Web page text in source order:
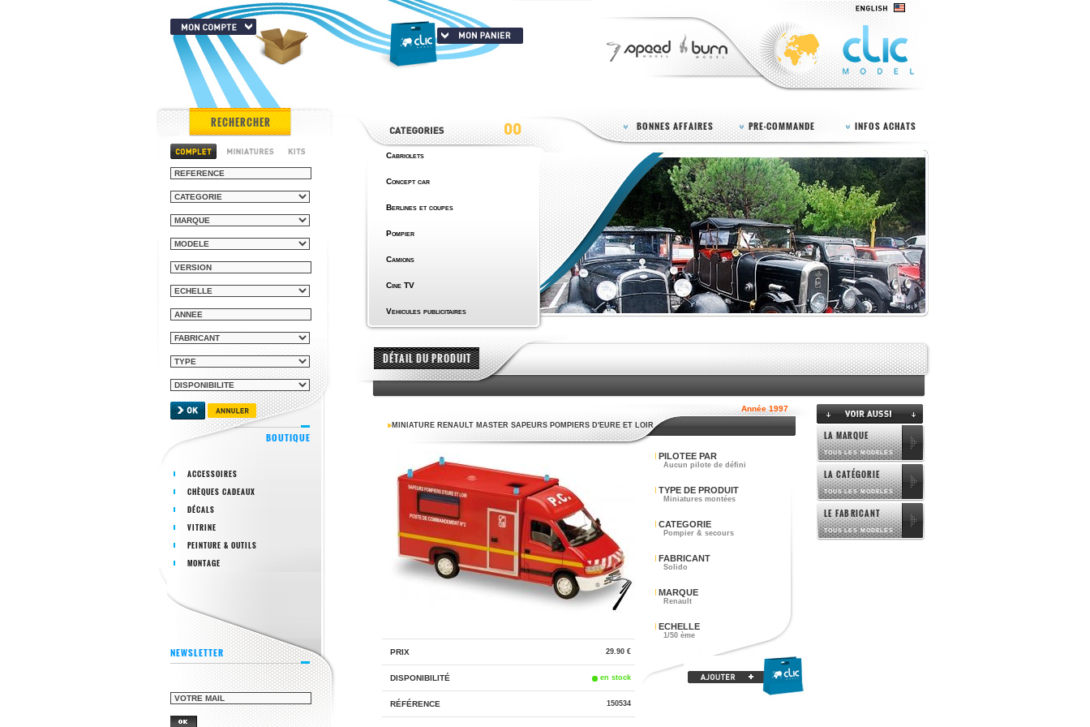
RECHERCHER
BOUTIQUE
ACCESSOIRES
CHÈQUES CADEAUX
DÉCALS
VITRINE
PEINTURE & OUTILS
MONTAGE
NEWSLETTER
BONNES AFFAIRES PRE-COMMANDE INFOS ACHATS
Cabriolets
Concept car
Berlines et coupes
Pompier
Camions
Cine TV
Vehicules publicitaires
DÉTAIL DU PRODUIT
MINIATURE RENAULT MASTER SAPEURS POMPIERS D'EURE ET LOIR
Année 1997
PRIX 29.90 €
DISPONIBILITÉ en stock
RÉFÉRENCE 150534
PILOTEE PAR
Aucun pilote de défini
TYPE DE PRODUIT
Miniatures montées
CATEGORIE
Pompier & secours
FABRICANT
Solido
MARQUE
Renault
ECHELLE
1/50 ème
LA MARQUE
TOUS LES MODELES
LA CATÉGORIE
TOUS LES MODELES
LE FABRICANT
TOUS LES MODELES